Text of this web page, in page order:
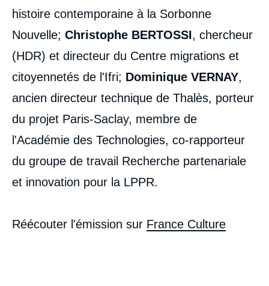
histoire contemporaine à la Sorbonne
Nouvelle; Christophe BERTOSSI, chercheur
(HDR) et directeur du Centre migrations et
citoyennetés de l'Ifri; Dominique VERNAY,
ancien directeur technique de Thalès, porteur
du projet Paris-Saclay, membre de
l'Académie des Technologies, co-rapporteur
du groupe de travail Recherche partenariale
et innovation pour la LPPR.
Réécouter l'émission sur France Culture